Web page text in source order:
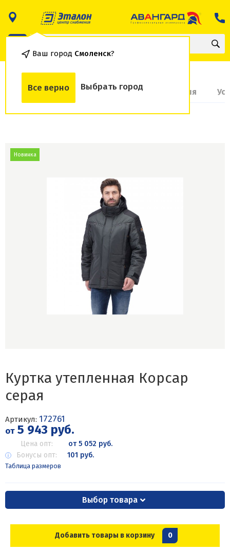
Ваш город Смоленск?
Все верно Выбрать город
О товаре Доставка и оплата Гарантия
Новинка
Куртка утепленная Корсар
серая
Артикул: 172761
от5 943 руб.
Цена опт:
от 5 052 руб.
Бонусы опт:
101 руб.
Таблица размеров
Выбор товара
Добавить товары в корзину 0